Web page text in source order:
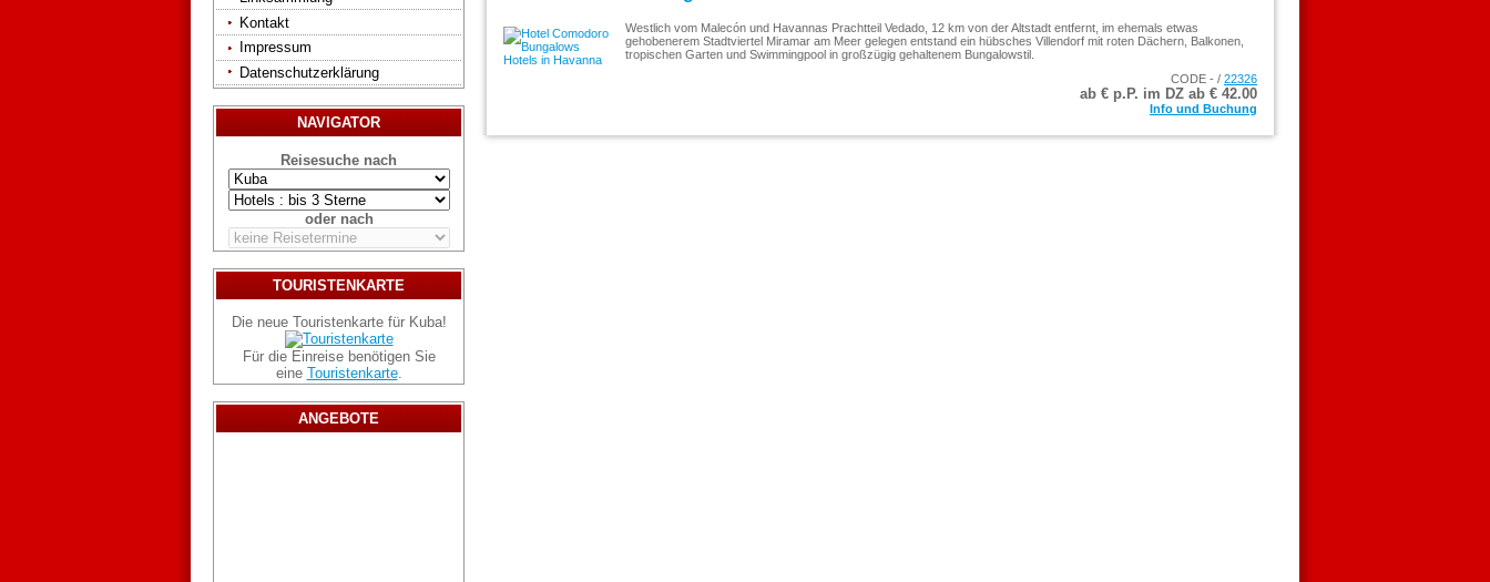
Kontakt
Impressum
Datenschutzerklärung
NAVIGATOR
Reisesuche nach
oder nach
TOURISTENKARTE
Die neue Touristenkarte für Kuba!
Für die Einreise benötigen Sie
eine Touristenkarte.
ANGEBOTE
Westlich vom Malecón und Havannas Prachtteil Vedado, 12 km von der Altstadt entfernt, im ehemals etwas
gehobenerem Stadtviertel Miramar am Meer gelegen entstand ein hübsches Villendorf mit roten Dächern, Balkonen,
tropischen Garten und Swimmingpool in großzügig gehaltenem Bungalowstil.
CODE - / 22326
ab € p.P. im DZ ab € 42.00
Info und Buchung